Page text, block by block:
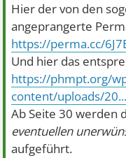
Hier der von den
angeprangerte
https://perma.cc/
Und hier das
https://phmpt.org/
content/uploads/
Ab Seite 30 werden
eventuellen
aufgeführt.